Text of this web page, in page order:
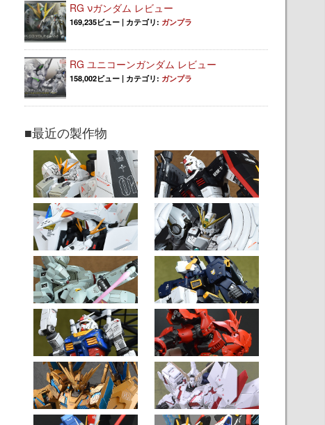
RG νガンダム レビュー
169,235ビュー | カテゴリ: ガンプラ
RG ユニコーンガンダム レビュー
158,002ビュー | カテゴリ: ガンプラ
■最近の製作物